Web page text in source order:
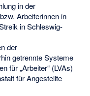
in der
Arbeiterinnen in
in Schleswig-
der
getrennte Systeme
für „Arbeiter“ (LVAs)
für Angestellte